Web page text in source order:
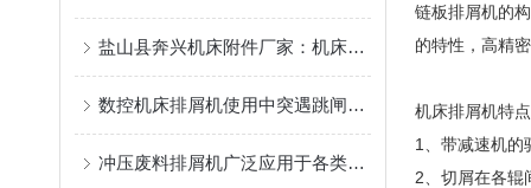
盐山县奔兴机床附件厂家：机床排屑机/链板排屑机/磁性排屑机/刮板排屑机非标定制一站式供应
数控机床排屑机使用中突遇跳闸故障应如何处理
冲压废料排屑机广泛应用于各类数控机床加工中心
链板排屑机的
的特性，高精
机床排屑机特
1、带减速机的
2、切屑在各辊